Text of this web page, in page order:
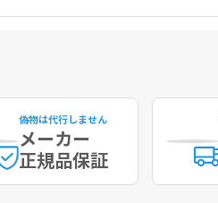
偽物は代行しません
メーカー
正規品保証